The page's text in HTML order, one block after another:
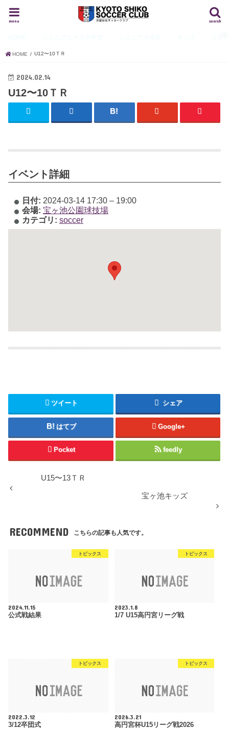
search
menu
HOME U12〜10ＴＲ
2024.02.14
U12〜10ＴＲ
イベント詳細
日付: 2024-03-14 17:30– 19:00
会場: 宝ヶ池公園球技場
カテゴリ: soccer
ツイート シェア
はてブ Google+
Pocket feedly
U15〜13ＴＲ
宝ヶ池キッズ
RECOMMEND こちらの記事も人気です。
トピックス
2024.11.15
公式戦結果
トピックス
2023.1.8
1/7 U15高円宮リーグ戦
トピックス
2022.3.12
3/12卒団式
トピックス
2026.3.21
高円宮杯U15リーグ戦2026